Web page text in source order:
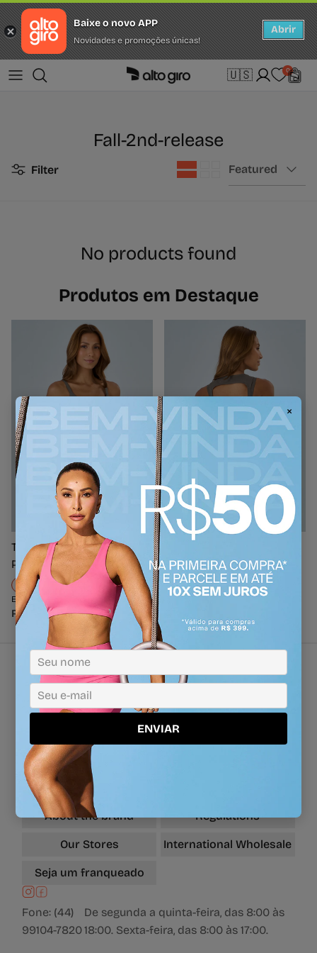
Skip to content Language
🇺🇸
English
0
Home Fall-2nd-release
Fall-2nd-release
Filter Featured
No products found
Produtos em Destaque
Top Elástico
Personalizado Alto Giro
M G
Em até 2x de R$ 109,95
R$ 219,90
Personalizado
P M G
Em até 2x de R$ 99,45
Adicionar ao Carrinho
Verificada
por
ÓTIMO
Payment Methods
Exchanges and Returns
About the brand Regulations
Our Stores International Wholesale
Seja um franqueado
Fone: (44)
99104-7820
De segunda a quinta-feira, das 8:00 às
18:00. Sexta-feira, das 8:00 às 17:00.
×
ENVIAR
Baixe o novo APP
Novidades e promoções únicas!
Abrir